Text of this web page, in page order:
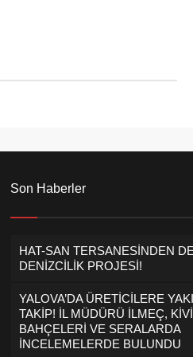
Son Haberler
HAT-SAN TERSANESİNDEN
DENİZCİLİK PROJESİ!
YALOVA’DA ÜRETİCİLERE
TAKİP! İL MÜDÜRÜ İLMEÇ, KİVİ
BAHÇELERİ VE SERALARDA
İNCELEMELERDE BULUNDU